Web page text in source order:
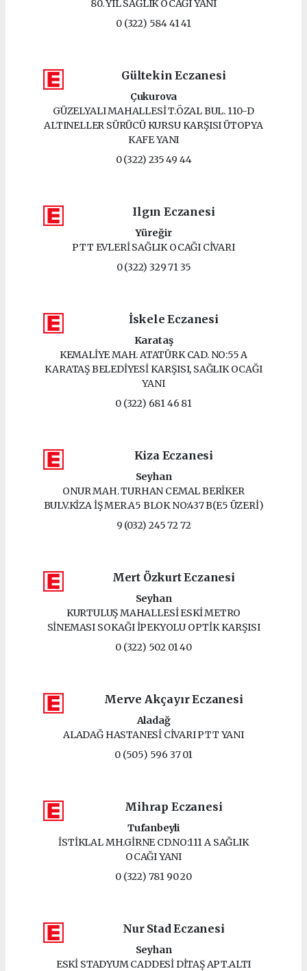
80. YIL SAĞLIK OCAĞI YANI
0 (322) 584 41 41
Gültekin Eczanesi
Çukurova
GÜZELYALI MAHALLESİ T.ÖZAL BUL. 110-D
ALTINELLER SÜRÜCÜ KURSU KARŞISI ÜTOPYA
KAFE YANI
0 (322) 235 49 44
Ilgın Eczanesi
Yüreğir
PTT EVLERİ SAĞLIK OCAĞI CİVARI
0 (322) 329 71 35
İskele Eczanesi
Karataş
KEMALİYE MAH. ATATÜRK CAD. NO:55 A
KARATAŞ BELEDİYESİ KARŞISI, SAĞLIK OCAĞI
YANI
0 (322) 681 46 81
Kiza Eczanesi
Seyhan
ONUR MAH. TURHAN CEMAL BERİKER
BULV.KİZA İŞ MER.A5 BLOK NO:437 B(E5 ÜZERİ)
9 (032) 245 72 72
Mert Özkurt Eczanesi
Seyhan
KURTULUŞ MAHALLESİ ESKİ METRO
SİNEMASI SOKAĞI İPEKYOLU OPTİK KARŞISI
0 (322) 502 01 40
Merve Akçayır Eczanesi
Aladağ
ALADAĞ HASTANESİ CİVARI PTT YANI
0 (505) 596 37 01
Mihrap Eczanesi
Tufanbeyli
İSTİKLAL MH.GİRNE CD.NO:111 A SAĞLIK
OCAĞI YANI
0 (322) 781 90 20
Nur Stad Eczanesi
Seyhan
ESKİ STADYUM CADDESİ DİTAŞ APT.ALTI